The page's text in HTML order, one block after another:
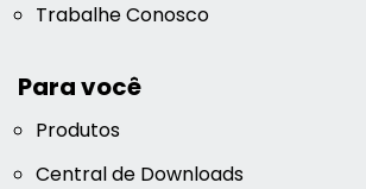
Trabalhe Conosco
Para você
Produtos
Central de Downloads